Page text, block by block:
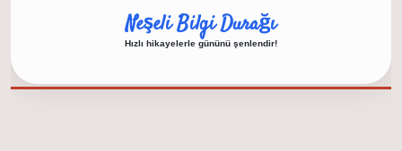
Neşeli Bilgi Durağı
Hızlı hikayelerle gününü şenlendir!